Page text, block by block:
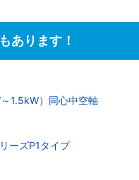
あります！
1.5kW）同心中空軸
ーズP1タイプ